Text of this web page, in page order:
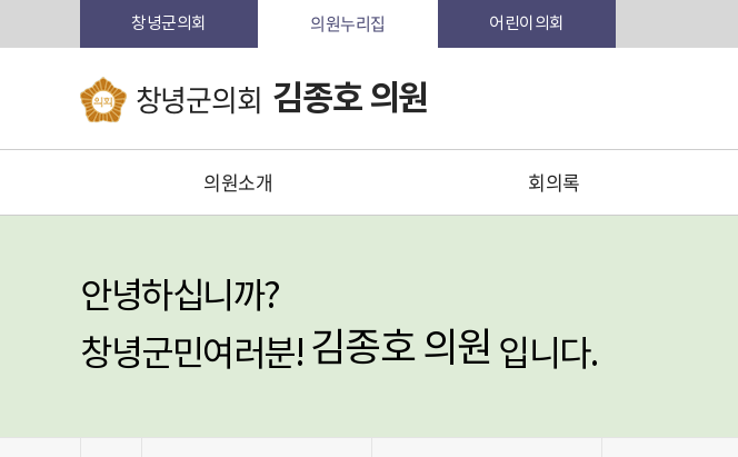
창녕군의회 의원누리집 어린이의회
창녕군의회 김종호 의원
의원소개 회의록
안녕하십니까?
창녕군민여러분! 김종호 의원 입니다.